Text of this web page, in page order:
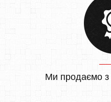
Ми продаємо з